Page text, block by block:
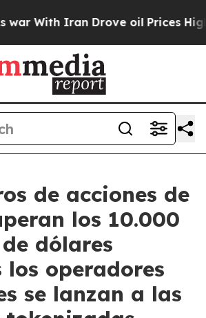
Iran Drove oil Prices Higher,
de acciones de
los 10.000
dólares
los operadores
se lanzan a las